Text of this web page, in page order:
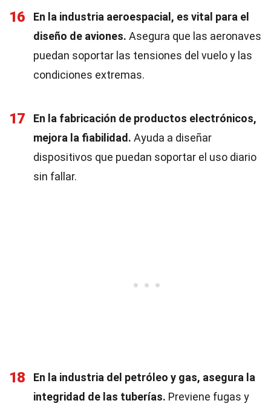
16
En la industria aeroespacial, es vital para el
diseño de aviones. Asegura que las aeronaves
puedan soportar las tensiones del vuelo y las
condiciones extremas.
17
En la fabricación de productos electrónicos,
mejora la fiabilidad. Ayuda a diseñar
dispositivos que puedan soportar el uso diario
sin fallar.
18
En la industria del petróleo y gas, asegura la
integridad de las tuberías. Previene fugas y